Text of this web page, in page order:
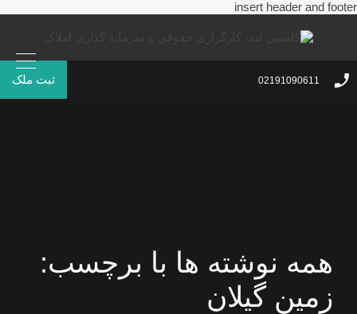
insert header and footer
02191090611 ثبت ملک
همه نوشته ها با برچسب:
زمین گیلان